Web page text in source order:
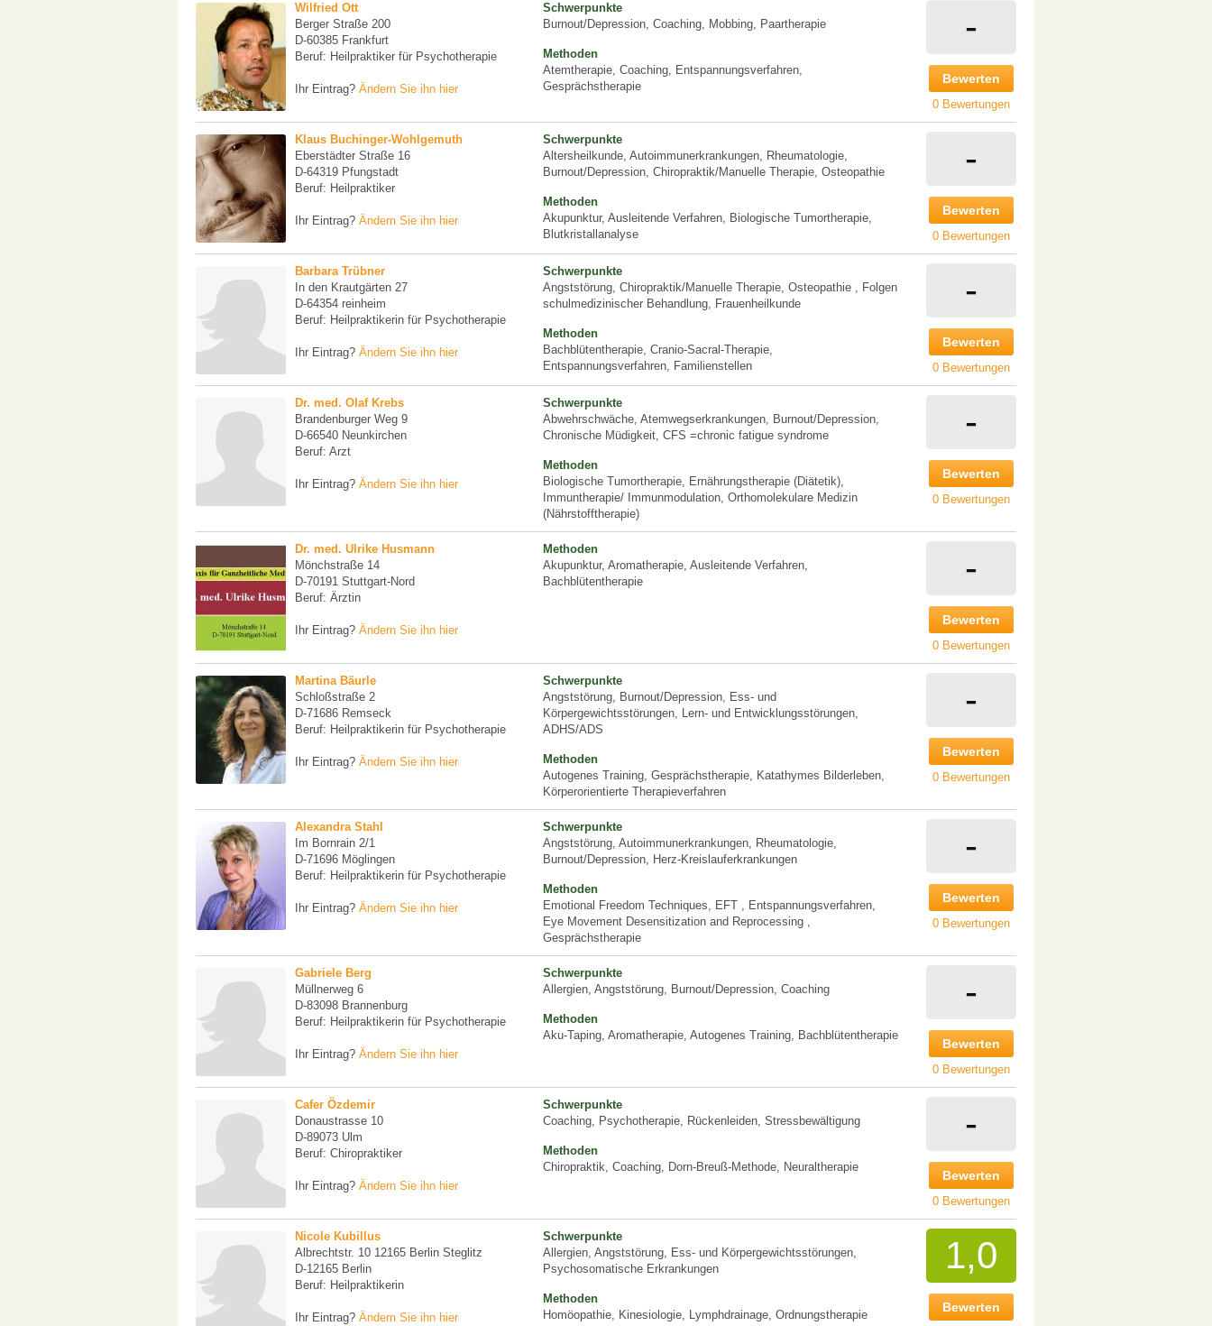
Wilfried Ott
Berger Straße 200
D-60385 Frankfurt
Beruf: Heilpraktiker für Psychotherapie
Ihr Eintrag? Ändern Sie ihn hier
Schwerpunkte
Burnout/Depression, Coaching, Mobbing, Paartherapie
Methoden
Atemtherapie, Coaching, Entspannungsverfahren,
Gesprächstherapie
-
Bewerten
0 Bewertungen
Klaus Buchinger-Wohlgemuth
Eberstädter Straße 16
D-64319 Pfungstadt
Beruf: Heilpraktiker
Ihr Eintrag? Ändern Sie ihn hier
Schwerpunkte
Altersheilkunde, Autoimmunerkrankungen, Rheumatologie,
Burnout/Depression, Chiropraktik/Manuelle Therapie, Osteopathie
Methoden
Akupunktur, Ausleitende Verfahren, Biologische Tumortherapie,
Blutkristallanalyse
-
Bewerten
0 Bewertungen
Barbara Trübner
In den Krautgärten 27
D-64354 reinheim
Beruf: Heilpraktikerin für Psychotherapie
Ihr Eintrag? Ändern Sie ihn hier
Schwerpunkte
Angststörung, Chiropraktik/Manuelle Therapie, Osteopathie , Folgen
schulmedizinischer Behandlung, Frauenheilkunde
Methoden
Bachblütentherapie, Cranio-Sacral-Therapie,
Entspannungsverfahren, Familienstellen
-
Bewerten
0 Bewertungen
Dr. med. Olaf Krebs
Brandenburger Weg 9
D-66540 Neunkirchen
Beruf: Arzt
Ihr Eintrag? Ändern Sie ihn hier
Schwerpunkte
Abwehrschwäche, Atemwegserkrankungen, Burnout/Depression,
Chronische Müdigkeit, CFS =chronic fatigue syndrome
Methoden
Biologische Tumortherapie, Ernährungstherapie (Diätetik),
Immuntherapie/ Immunmodulation, Orthomolekulare Medizin
(Nährstofftherapie)
-
Bewerten
0 Bewertungen
Dr. med. Ulrike Husmann
Mönchstraße 14
D-70191 Stuttgart-Nord
Beruf: Ärztin
Ihr Eintrag? Ändern Sie ihn hier
Methoden
Akupunktur, Aromatherapie, Ausleitende Verfahren,
Bachblütentherapie
-
Bewerten
0 Bewertungen
Martina Bäurle
Schloßstraße 2
D-71686 Remseck
Beruf: Heilpraktikerin für Psychotherapie
Ihr Eintrag? Ändern Sie ihn hier
Schwerpunkte
Angststörung, Burnout/Depression, Ess- und
Körpergewichtsstörungen, Lern- und Entwicklungsstörungen,
ADHS/ADS
Methoden
Autogenes Training, Gesprächstherapie, Katathymes Bilderleben,
Körperorientierte Therapieverfahren
-
Bewerten
0 Bewertungen
Alexandra Stahl
Im Bornrain 2/1
D-71696 Möglingen
Beruf: Heilpraktikerin für Psychotherapie
Ihr Eintrag? Ändern Sie ihn hier
Schwerpunkte
Angststörung, Autoimmunerkrankungen, Rheumatologie,
Burnout/Depression, Herz-Kreislauferkrankungen
Methoden
Emotional Freedom Techniques, EFT , Entspannungsverfahren,
Eye Movement Desensitization and Reprocessing ,
Gesprächstherapie
-
Bewerten
0 Bewertungen
Gabriele Berg
Müllnerweg 6
D-83098 Brannenburg
Beruf: Heilpraktikerin für Psychotherapie
Ihr Eintrag? Ändern Sie ihn hier
Schwerpunkte
Allergien, Angststörung, Burnout/Depression, Coaching
Methoden
Aku-Taping, Aromatherapie, Autogenes Training, Bachblütentherapie
-
Bewerten
0 Bewertungen
Cafer Özdemir
Donaustrasse 10
D-89073 Ulm
Beruf: Chiropraktiker
Ihr Eintrag? Ändern Sie ihn hier
Schwerpunkte
Coaching, Psychotherapie, Rückenleiden, Stressbewältigung
Methoden
Chiropraktik, Coaching, Dorn-Breuß-Methode, Neuraltherapie
-
Bewerten
0 Bewertungen
Nicole Kubillus
Albrechtstr. 10 12165 Berlin Steglitz
D-12165 Berlin
Beruf: Heilpraktikerin
Ihr Eintrag? Ändern Sie ihn hier
Schwerpunkte
Allergien, Angststörung, Ess- und Körpergewichtsstörungen,
Psychosomatische Erkrankungen
Methoden
Homöopathie, Kinesiologie, Lymphdrainage, Ordnungstherapie
1,0
Bewerten